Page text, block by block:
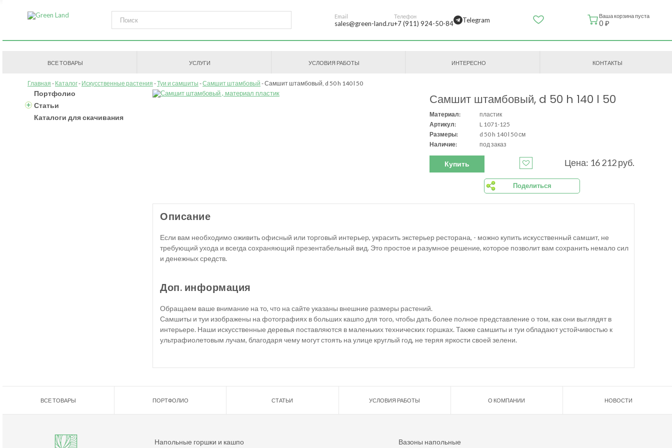
Email
sales@green-land.ru
Телефон
+7 (911) 924-50-84 Telegram Ваша корзина пуста
0 ₽
ВСЕ ТОВАРЫ УСЛУГИ УСЛОВИЯ РАБОТЫ ИНТЕРЕСНО КОНТАКТЫ
Главная Каталог Искусственные растения Туи и самшиты Самшит штамбовый Самшит штамбовый, d 50 h 140 l 50
Портфолио
Статьи
Каталоги для скачивания
Самшит штамбовый, d 50 h 140 l 50
Материал:
пластик
Артикул:
L 1071-125
Размеры:
d 50 h 140 l 50 см
Наличие:
под заказ
Купить Цена: 16 212 руб.
Поделиться
Описание
Если вам необходимо оживить офисный или торговый интерьер, украсить экстерьер ресторана, - можно купить искусственный самшит, не
требующий ухода и всегда сохраняющий презентабельный вид. Это простое и разумное решение, которое позволит вам сохранить немало сил
и денежных средств.
Доп. информация
Обращаем ваше внимание на то, что на сайте указаны внешние размеры растений.
Самшиты и туи изображены на фотографиях в больших кашпо для того, чтобы дать более полное представление о том, как они выглядят в
интерьере. Наши искусственные деревья поставляются в маленьких технических горшках. Также самшиты и туи обладают устойчивостью к
ультрафиолетовым лучам, благодаря чему могут стоять на улице круглый год, не теряя яркости своей зелени.
ВСЕ ТОВАРЫ ПОРТФОЛИО СТАТЬИ УСЛОВИЯ РАБОТЫ О КОМПАНИИ НОВОСТИ
Напольные горшки и кашпо Вазоны напольные